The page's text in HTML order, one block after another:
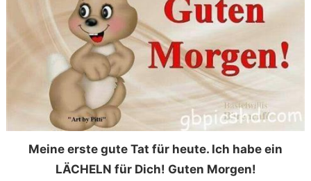
Meine erste gute Tat für heute. Ich habe ein
LÄCHELN für Dich! Guten Morgen!